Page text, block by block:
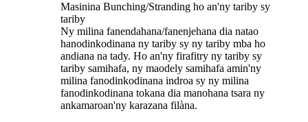
Masinina Bunching/Stranding ho an'ny tariby sy
tariby
Ny milina fanendahana/fanenjehana dia natao
hanodinkodinana ny tariby sy ny tariby mba ho
andiana na tady. Ho an'ny firafitry ny tariby sy
tariby samihafa, ny maodely samihafa amin'ny
milina fanodinkodinana indroa sy ny milina
fanodinkodinana tokana dia manohana tsara ny
ankamaroan'ny karazana filàna.